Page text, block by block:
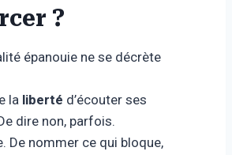
?
épanouie ne se décrète
la liberté d’écouter ses
dire non, parfois.
De nommer ce qui bloque,